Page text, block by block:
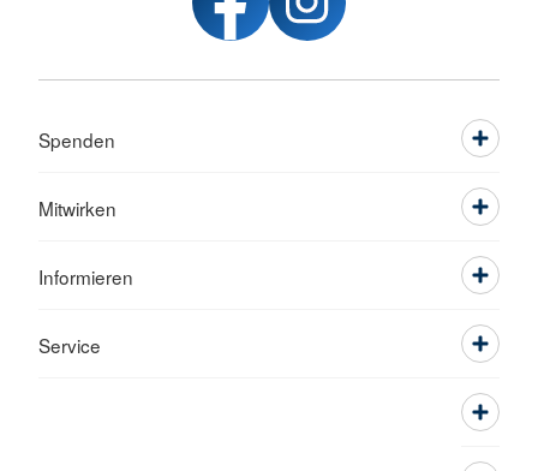
Spenden
Mitwirken
Informieren
Service